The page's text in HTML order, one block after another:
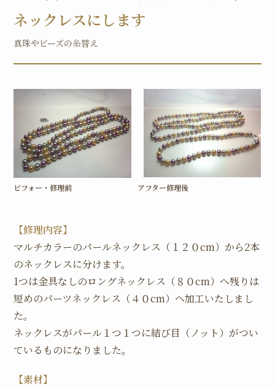
ネックレスにします
真珠やビーズの糸替え
ビフォー・修理前 アフター修理後
【修理内容】
マルチカラーのパールネックレス（１２０cm）から2本
のネックレスに分けます。
1つは金具なしのロングネックレス（８０cm）へ残りは
短めのパーツネックレス（４０cm）へ加工いたしまし
た。
ネックレスがパール１つ１つに結び目（ノット）がつい
ているものになりました。
【素材】